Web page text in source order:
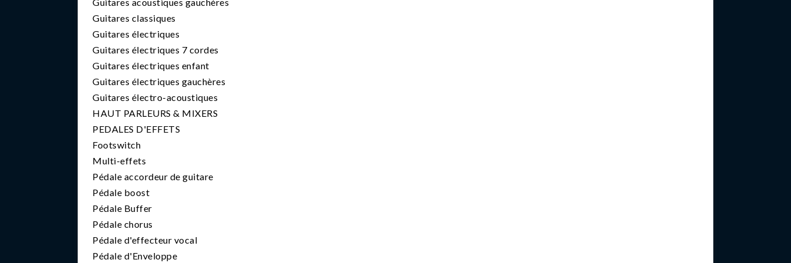
Guitares classiques
Guitares électriques
Guitares électriques 7 cordes
Guitares électriques enfant
Guitares électriques gauchères
Guitares électro-acoustiques
HAUT PARLEURS & MIXERS
PEDALES D'EFFETS
Footswitch
Multi-effets
Pédale accordeur de guitare
Pédale boost
Pédale Buffer
Pédale chorus
Pédale d'effecteur vocal
Pédale d'Enveloppe